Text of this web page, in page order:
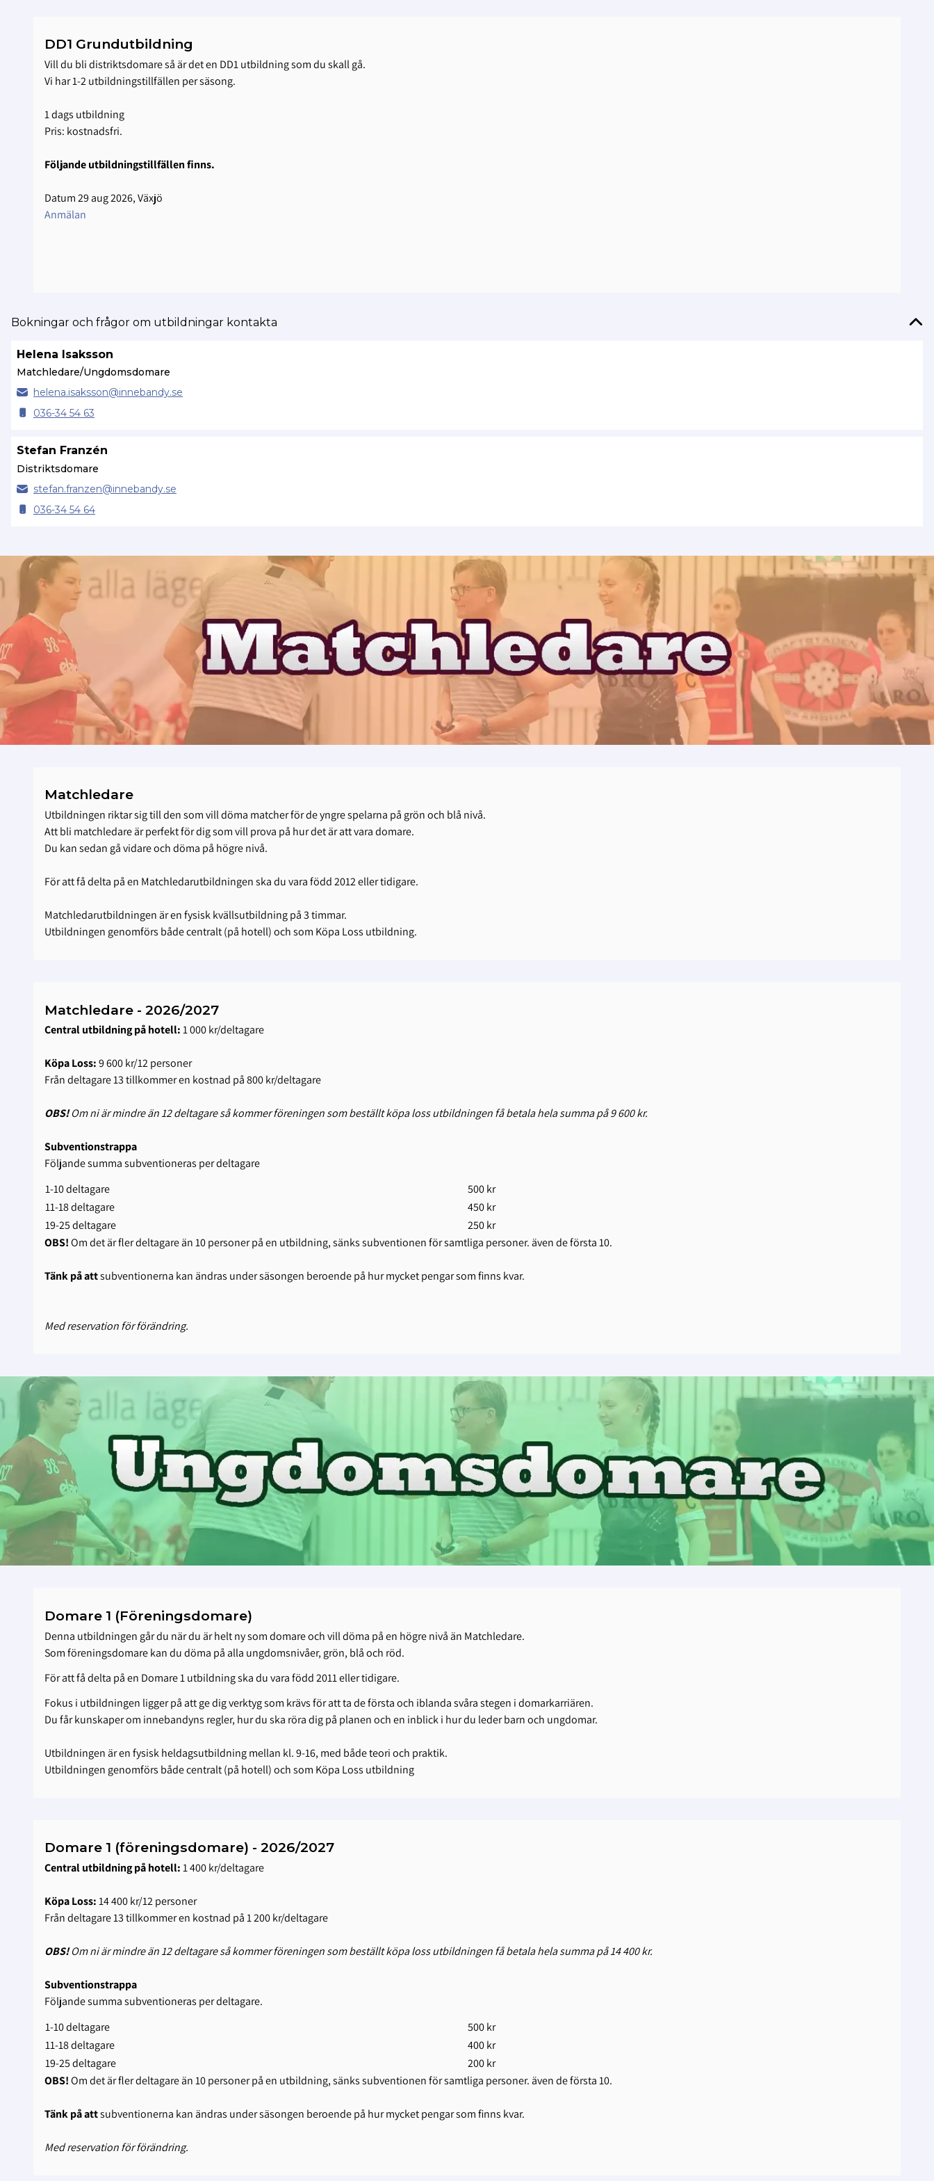
DD1 Grundutbildning
Vill du bli distriktsdomare så är det en DD1 utbildning som du skall gå.
Vi har 1-2 utbildningstillfällen per säsong.
1 dags utbildning
Pris: kostnadsfri.
Följande utbildningstillfällen finns.
Datum 29 aug 2026, Växjö
Anmälan
Bokningar och frågor om utbildningar kontakta
Helena Isaksson
Matchledare/Ungdomsdomare
helena.isaksson@innebandy.se
036-34 54 63
Stefan Franzén
Distriktsdomare
stefan.franzen@innebandy.se
036-34 54 64
Matchledare
Utbildningen riktar sig till den som vill döma matcher för de yngre spelarna på grön och blå nivå.
Att bli matchledare är perfekt för dig som vill prova på hur det är att vara domare.
Du kan sedan gå vidare och döma på högre nivå.
För att få delta på en Matchledarutbildningen ska du vara född 2012 eller tidigare.
Matchledarutbildningen är en fysisk kvällsutbildning på 3 timmar.
Utbildningen genomförs både centralt (på hotell) och som Köpa Loss utbildning.
Matchledare - 2026/2027
Central utbildning på hotell:1 000 kr/deltagare
Köpa Loss:9 600 kr/12 personer
Från deltagare 13 tillkommer en kostnad på 800 kr/deltagare
OBS!Om ni är mindre än 12 deltagare så kommer föreningen som beställt köpa loss utbildningen få betala hela summa på 9 600 kr.
Subventionstrappa
Följande summa subventioneras per deltagare
1-10 deltagare
500 kr
11-18 deltagare
450 kr
19-25 deltagare
250 kr
OBS!Om det är fler deltagare än 10 personer på en utbildning, sänks subventionen för samtliga personer. även de första 10.
Tänk på attsubventionerna kan ändras under säsongen beroende på hur mycket pengar som finns kvar.
Med reservation för förändring.
Domare 1 (Föreningsdomare)
Denna utbildningen går du när du är helt ny som domare och vill döma på en högre nivå än Matchledare.
Som föreningsdomare kan du döma på alla ungdomsnivåer, grön, blå och röd.
För att få delta på en Domare 1 utbildning ska du vara född 2011 eller tidigare.
Fokus i utbildningen ligger på att ge dig verktyg som krävs för att ta de första och iblanda svåra stegen i domarkarriären.
Du får kunskaper om innebandyns regler, hur du ska röra dig på planen och en inblick i hur du leder barn och ungdomar.
Utbildningen är en fysisk heldagsutbildning mellan kl. 9-16, med både teori och praktik.
Utbildningen genomförs både centralt (på hotell) och som Köpa Loss utbildning
Domare 1 (föreningsdomare) - 2026/2027
Central utbildning på hotell:1 400 kr/deltagare
Köpa Loss:14 400 kr/12 personer
Från deltagare 13 tillkommer en kostnad på 1 200 kr/deltagare
OBS!Om ni är mindre än 12 deltagare så kommer föreningen som beställt köpa loss utbildningen få betala hela summa på 14 400 kr.
Subventionstrappa
Följande summa subventioneras per deltagare.
1-10 deltagare
500 kr
11-18 deltagare
400 kr
19-25 deltagare
200 kr
OBS!Om det är fler deltagare än 10 personer på en utbildning, sänks subventionen för samtliga personer. även de första 10.
Tänk på attsubventionerna kan ändras under säsongen beroende på hur mycket pengar som finns kvar.
Med reservation för förändring.